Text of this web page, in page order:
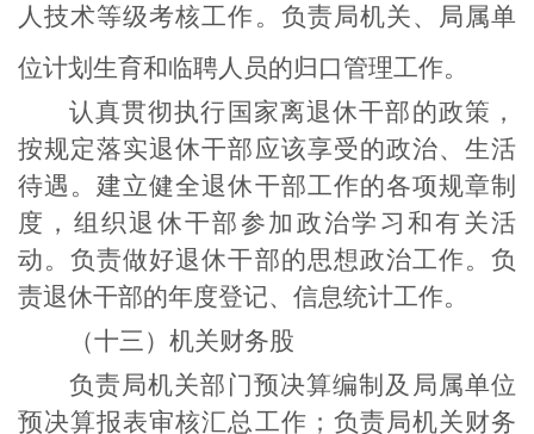
人技术等级考核工作。负责局机关、局属单
位计划生育和临聘人员的归口管理工作。
认真贯彻执行国家离退休干部的政策，
按规定落实退休干部应该享受的政治、生活
待遇。建立健全退休干部工作的各项规章制
度，组织退休干部参加政治学习和有关活
动。负责做好退休干部的思想政治工作。负
责退休干部的年度登记、信息统计工作。
（十三）机关财务股
负责局机关部门预决算编制及局属单位
预决算报表审核汇总工作；负责局机关财务